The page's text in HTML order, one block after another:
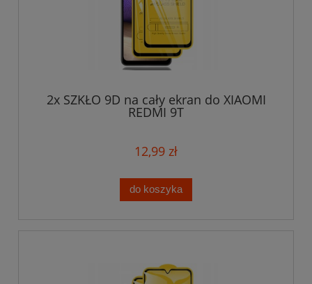
2x SZKŁO 9D na cały ekran do XIAOMI
REDMI 9T
12,99 zł
do koszyka